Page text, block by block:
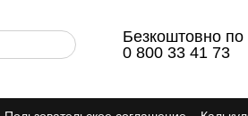
Безкоштовно по
0 800 33 41 73